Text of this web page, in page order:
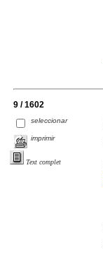
9 / 1602
seleccionar
imprimir
Text complet